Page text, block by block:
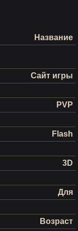
Название
Сайт игры
PVP
Flash
3D
Для
Возраст